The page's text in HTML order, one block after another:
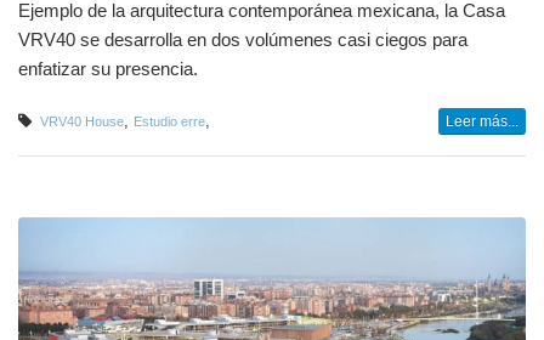
Ejemplo de la arquitectura contemporánea mexicana, la Casa
VRV40 se desarrolla en dos volúmenes casi ciegos para
enfatizar su presencia.
VRV40 House, Estudio erre, Leer más...